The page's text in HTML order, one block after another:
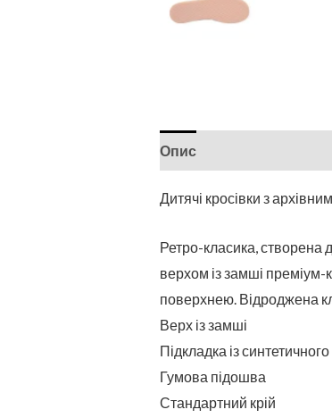
Опис
Дитячі кросівки з
Ретро-класика, створена
верхом із замші преміум-
поверхнею. Відроджена
Верх із замші
Підкладка із
Гумова підошва
Стандартний крій